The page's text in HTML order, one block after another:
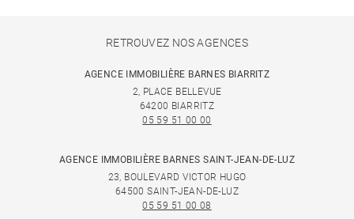
RETROUVEZ NOS AGENCES
AGENCE IMMOBILIÈRE BARNES BIARRITZ
2, PLACE BELLEVUE
64200 BIARRITZ
05 59 51 00 00
AGENCE IMMOBILIÈRE BARNES SAINT-JEAN-DE-LUZ
23, BOULEVARD VICTOR HUGO
64500 SAINT-JEAN-DE-LUZ
05 59 51 00 08